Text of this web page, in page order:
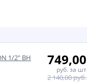
1/2" ВН
749,00
руб. за шт
2 140,00 руб.